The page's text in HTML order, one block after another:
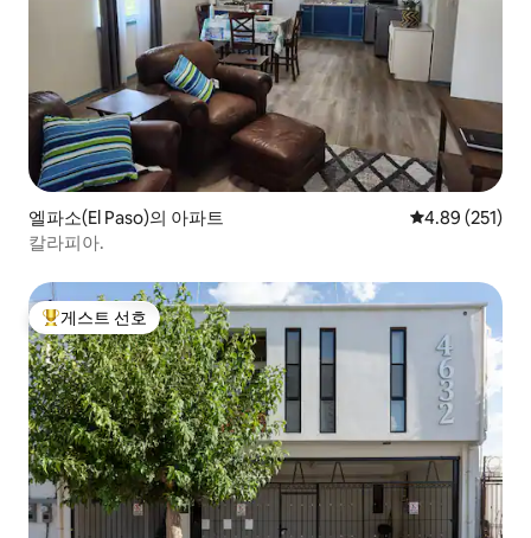
엘파소(El Paso)의 아파트 평점 4.89점(5
4.89 (251)
칼라피아.
상위 게스트 선호
게스트 선호